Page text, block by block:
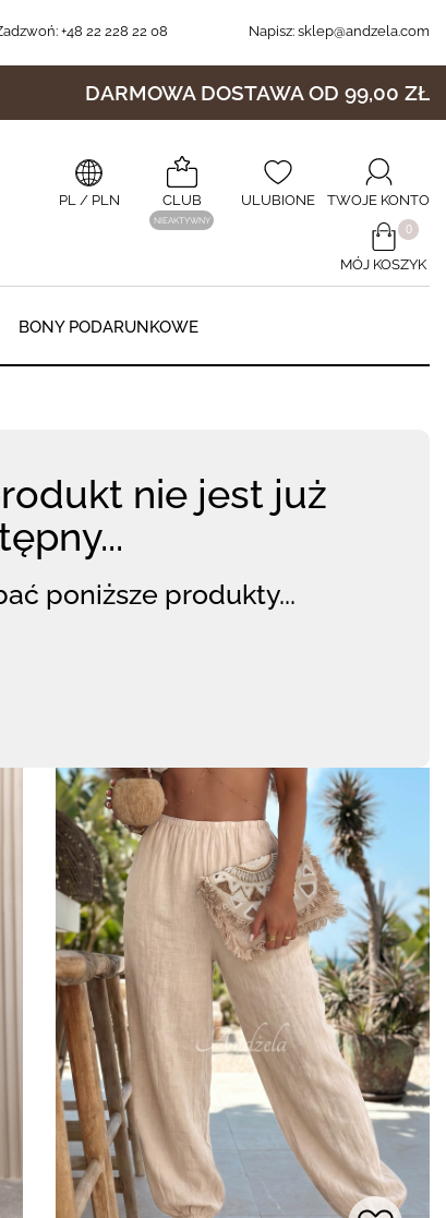
+48 22 228 22 08 Napisz: sklep@andzela.com
DARMOWA DOSTAWA OD 99,00 ZŁ
PL/ PLN CLUB
NIEAKTYWNY
ULUBIONE TWOJE KONTO
​0
MÓJ KOSZYK
BONY PODARUNKOWE
nie jest już
poniższe produkty...